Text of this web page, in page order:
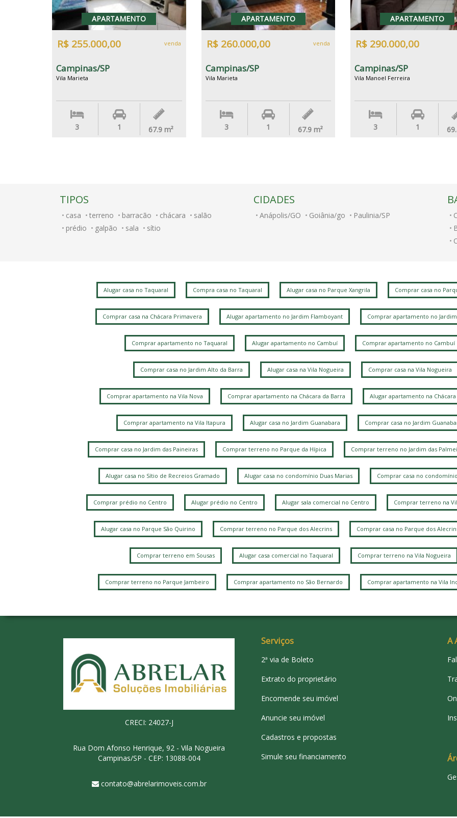
APARTAMENTO
R$ 255.000,00 venda
Campinas/SP
Vila Marieta
3 1 67.9 m²
APARTAMENTO
R$ 260.000,00 venda
Campinas/SP
Vila Marieta
3 1 67.9 m²
APARTAMENTO
R$ 290.000,00
Campinas/SP
Vila Manoel Ferreira
3 1
TIPOS
casa terreno barracão chácara
salão
prédio
galpão sala sítio
CIDADES
Anápolis/GO Goiânia/go Paulinia/SP
Alugar casa no Taquaral Compra casa no Taquaral Alugar casa no Parque Xangrila Comprar casa no
Comprar casa na Chácara Primavera Alugar apartamento no Jardim Flamboyant Comprar apartamento no
Comprar apartamento no Taquaral Alugar apartamento no Cambuí Comprar apartamento no Cambuí
Comprar casa no Jardim Alto da Barra Alugar casa na Vila Nogueira Comprar casa na Vila Nogueira
Comprar apartamento na Vila Nova Comprar apartamento na Chácara da Barra Alugar apartamento na Chácara
Comprar apartamento na Vila Itapura Alugar casa no Jardim Guanabara Comprar casa no Jardim
Comprar casa no Jardim das Paineiras Comprar terreno no Parque da Hípica Comprar terreno no Jardim das
Alugar casa no Sítio de Recreios Gramado Alugar casa no condomínio Duas Marias Comprar casa no
Comprar prédio no Centro Alugar prédio no Centro Alugar sala comercial no Centro Comprar terreno na
Alugar casa no Parque São Quirino Comprar terreno no Parque dos Alecrins Comprar casa no Parque dos
Comprar terreno em Sousas Alugar casa comercial no Taquaral Comprar terreno na Vila Nogueira
Comprar terreno no Parque Jambeiro Comprar apartamento no São Bernardo Comprar apartamento na Vila
CRECI: 24027-J
Rua Dom Afonso Henrique, 92 - Vila Nogueira
Campinas/SP - CEP: 13088-004
contato@abrelarimoveis.com.br
Serviços
2ª via de Boleto
Extrato do proprietário
Encomende seu imóvel
Anuncie seu imóvel
Cadastros e propostas
Simule seu financiamento
A